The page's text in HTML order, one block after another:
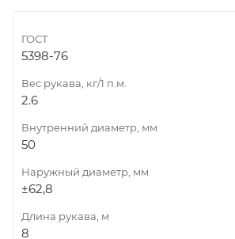
ГОСТ
5398-76
Вес рукава, кг/1 п.м.
2.6
Внутренний диаметр, мм
50
Наружный диаметр, мм
±62,8
Длина рукава, м
8